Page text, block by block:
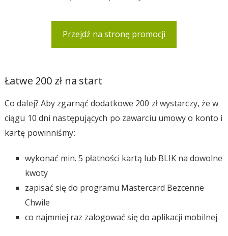
Przejdź na stronę promocji
Łatwe 200 zł na start
Co dalej? Aby zgarnąć dodatkowe 200 zł wystarczy, że w
ciągu 10 dni następujących po zawarciu umowy o konto i
kartę powinniśmy:
wykonać min. 5 płatności kartą lub BLIK na dowolne
kwoty
zapisać się do programu Mastercard Bezcenne
Chwile
co najmniej raz zalogować się do aplikacji mobilnej